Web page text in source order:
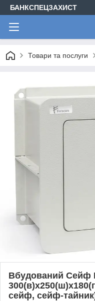
БАНКСПЕЦЗАХИСТ
Товари та послуги
Вбудований Сейф
сейф, сейф-